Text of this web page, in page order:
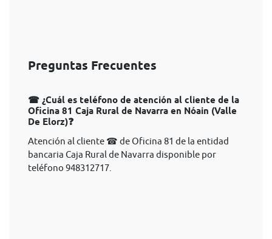
Preguntas Frecuentes
☎ ¿Cuál es teléfono de atención al cliente de la
Oficina 81 Caja Rural de Navarra en Nóain (Valle
De Elorz)❓
Atención al cliente ☎ de Oficina 81 de la entidad
bancaria Caja Rural de Navarra disponible por
teléfono 948312717.